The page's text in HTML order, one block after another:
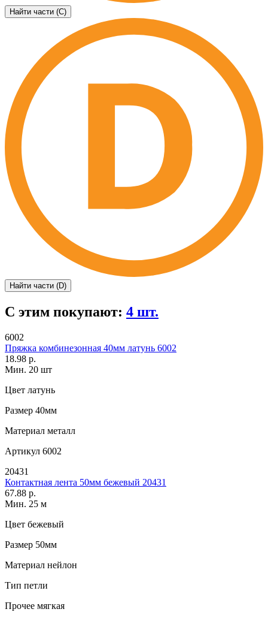
Найти части (C)
Найти части (D)
С этим покупают: 4 шт.
6002
Пряжка комбинезонная 40мм латунь 6002
18.98 р.
Мин. 20 шт
Цвет латунь
Размер 40мм
Материал металл
Артикул 6002
20431
Контактная лента 50мм бежевый 20431
67.88 р.
Мин. 25 м
Цвет бежевый
Размер 50мм
Материал нейлон
Тип петли
Прочее мягкая